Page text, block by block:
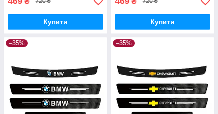
Купити Купити
–35% –35%